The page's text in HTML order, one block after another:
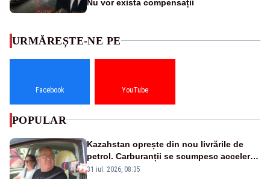
Nu vor exista compensații
URMĂREȘTE-NE PE
Facebook YouTube
POPULAR
Kazahstan oprește din nou livrările de
petrol. Carburanții se scumpesc accelerat,
iar românii plătesc nota de plată
31 iul. 2026, 08:35